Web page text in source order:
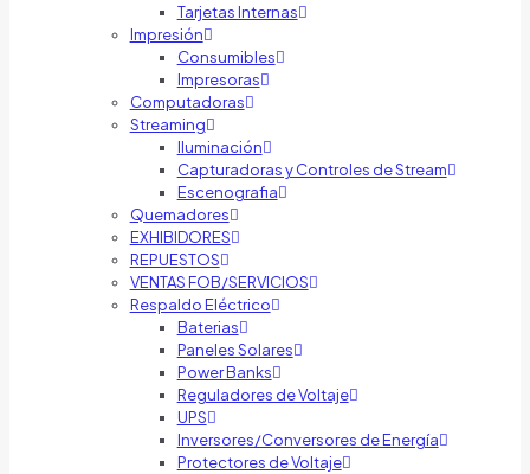
Tarjetas Internas
Impresión
Consumibles
Impresoras
Computadoras
Streaming
Iluminación
Capturadoras y Controles de Stream
Escenografia
Quemadores
EXHIBIDORES
REPUESTOS
VENTAS FOB/SERVICIOS
Respaldo Eléctrico
Baterias
Paneles Solares
Power Banks
Reguladores de Voltaje
UPS
Inversores/Conversores de Energía
Protectores de Voltaje